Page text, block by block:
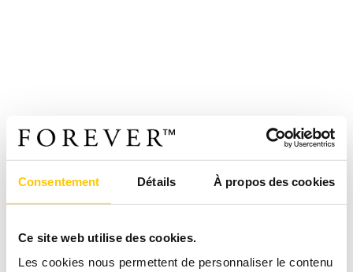
Consentement Détails À propos des cookies
Ce site web utilise des cookies.
Les cookies nous permettent de personnaliser le contenu